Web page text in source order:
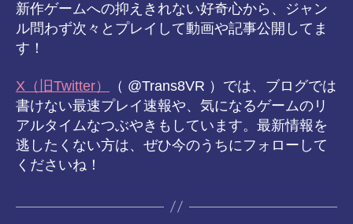
新作ゲームへの抑えきれない好奇心から、ジャン
ル問わず次々とプレイして動画や記事公開してま
す！
X（旧Twitter）
（ @Trans8VR ）では、ブログでは
書けない最速プレイ速報や、気になるゲームのリ
アルタイムなつぶやきもしています。最新情報を
逃したくない方は、ぜひ今のうちにフォローして
くださいね！